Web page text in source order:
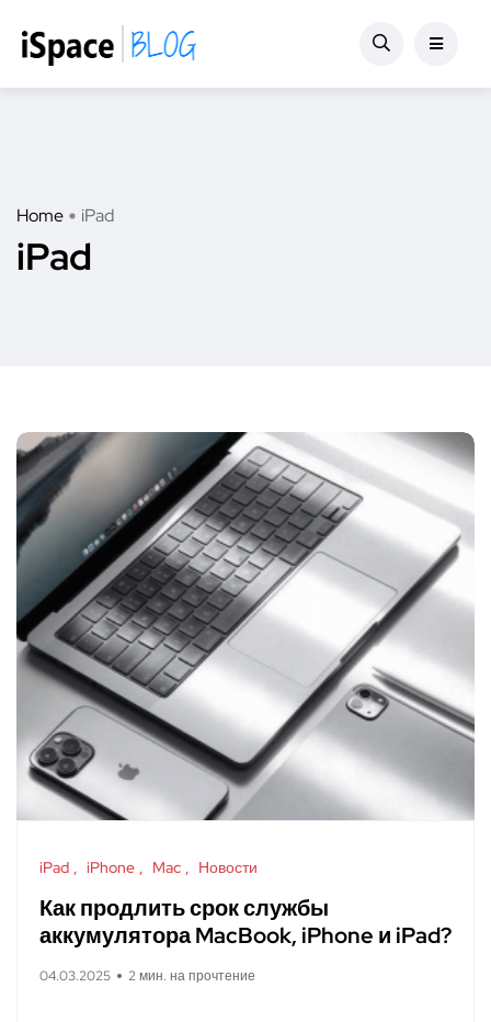
Home iPad
iPad
iPad iPhone Mac Новости
Как продлить срок службы
аккумулятора MacBook, iPhone и iPad?
04.03.2025 2 мин. на прочтение